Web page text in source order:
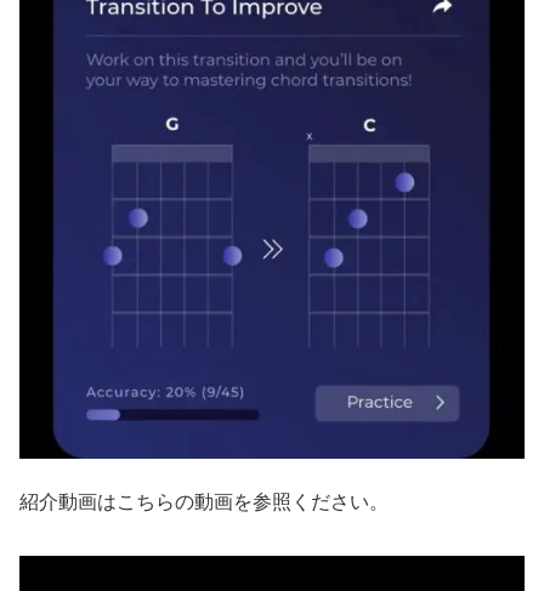
紹介動画はこちらの動画を参照ください。